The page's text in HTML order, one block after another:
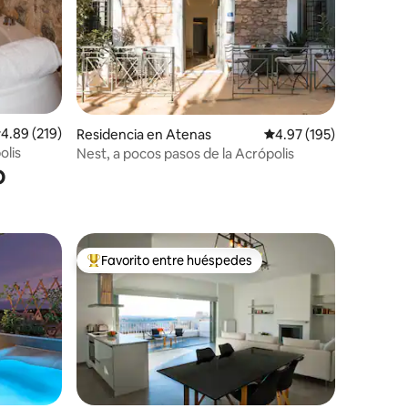
promedio: 4.89 de 5; 219 evaluaciones
4.89 (219)
Residencia en Atenas Calificación promedio:
4.97 (195)
Nest, a pocos pasos de la Acrópolis
De los mejores en Favorito entre huéspedes
Favorito entre huéspedes